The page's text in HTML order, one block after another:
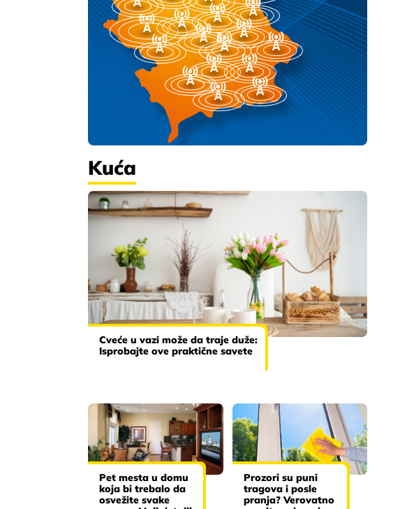
Kuća
Cveće u vazi može da traje duže:
Isprobajte ove praktične savete
Pet mesta u domu
koja bi trebalo da
osvežite svake
Prozori su puni
tragova i posle
pranja? Verovatno